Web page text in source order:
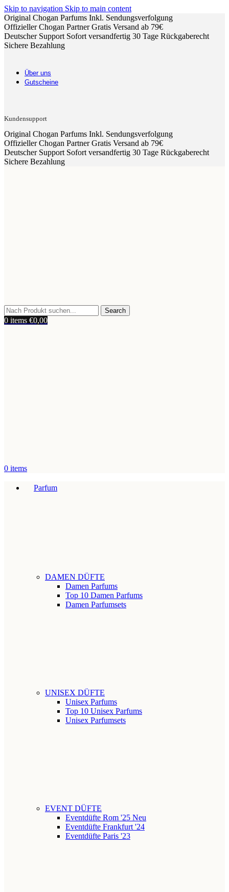
Skip to navigation Skip to main content
Original Chogan Parfums Inkl. Sendungsverfolgung
Offizieller Chogan PartnerGratis Versand ab 79€
Deutscher Support Sofort versandfertig 30 Tage Rückgaberecht
Sichere Bezahlung
Über uns
Gutscheine
Kundensupport
Original Chogan Parfums Inkl. Sendungsverfolgung
Offizieller Chogan PartnerGratis Versand ab 79€
Deutscher Support Sofort versandfertig 30 Tage Rückgaberecht
Sichere Bezahlung
Search
0 items €0,00
0 items
Parfum
DAMEN DÜFTE
Damen Parfums
Top 10 Damen Parfums
Damen Parfumsets
UNISEX DÜFTE
Unisex Parfums
Top 10 Unisex Parfums
Unisex Parfumsets
EVENT DÜFTE
Eventdüfte Rom '25 Neu
Eventdüfte Frankfurt '24
Eventdüfte Paris '23